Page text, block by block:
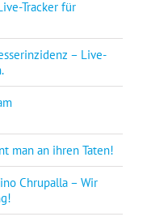
Tracker für
– Live-
man an ihren Taten!
Chrupalla – Wir